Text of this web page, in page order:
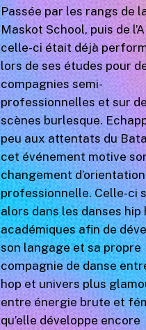
Passée par les rangs de
Maskot School, puis de
celle-ci était déjà
lors de ses études pour
compagnies semi-
professionnelles et sur
scènes burlesque.
peu aux attentats du
cet événement motive
changement d’orientation
professionnelle. Celle-ci
alors dans les danses hip
académiques afin de
son langage et sa propre
compagnie de danse
hop et univers plus
entre énergie brute et
qu’elle développe encore